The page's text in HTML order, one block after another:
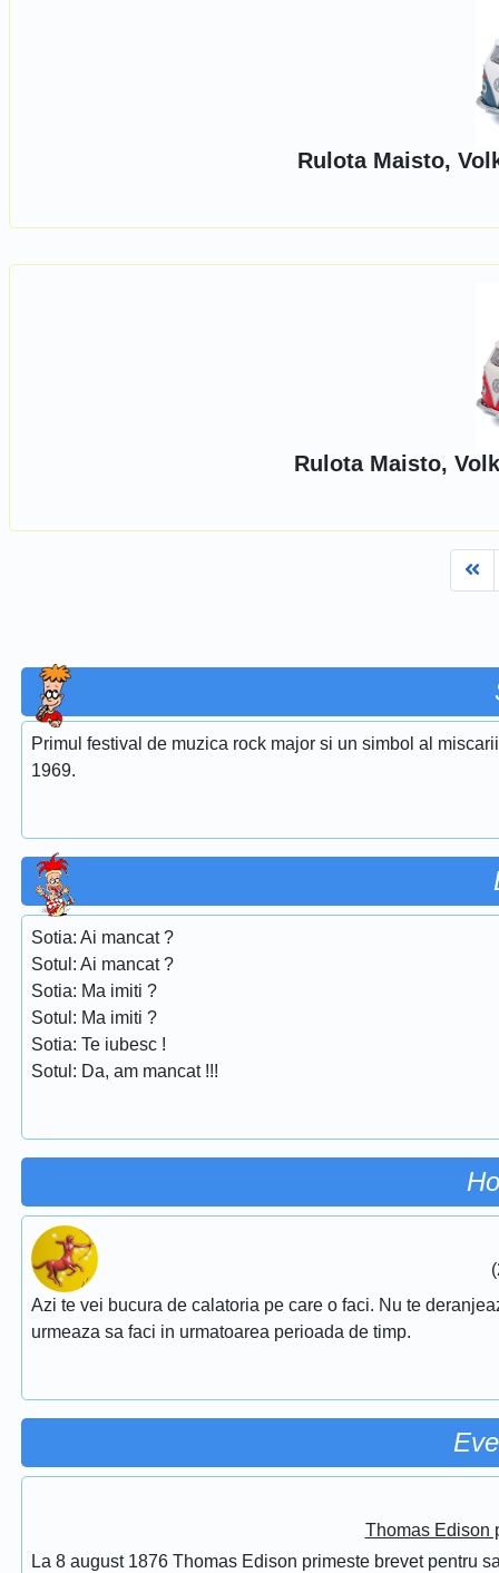
Rulota Maisto,
Rulota Maisto,
Primul festival de muzica rock major si un simbol al
1969.
Sotia: Ai mancat ?
Sotul: Ai mancat ?
Sotia: Ma imiti ?
Sotul: Ma imiti ?
Sotia: Te iubesc !
Sotul: Da, am mancat !!!
Azi te vei bucura de calatoria pe care o faci. Nu te
urmeaza sa faci in urmatoarea perioada de timp.
Thomas Edison
La 8 august 1876 Thomas Edison primeste brevet pentru